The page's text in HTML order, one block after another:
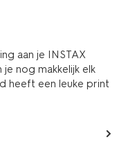
aan je INSTAX
nog makkelijk elk
heeft een leuke print